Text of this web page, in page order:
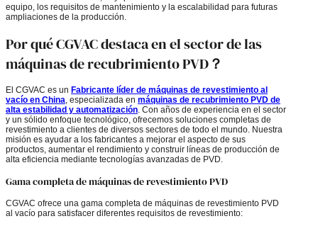
equipo, los requisitos de mantenimiento y la escalabilidad para futuras
ampliaciones de la producción.
Por qué CGVAC destaca en el sector de las
máquinas de recubrimiento PVD？
El CGVAC es un Fabricante líder de máquinas de revestimiento al
vacío en China, especializada en máquinas de recubrimiento PVD de
alta estabilidad y automatización. Con años de experiencia en el sector
y un sólido enfoque tecnológico, ofrecemos soluciones completas de
revestimiento a clientes de diversos sectores de todo el mundo. Nuestra
misión es ayudar a los fabricantes a mejorar el aspecto de sus
productos, aumentar el rendimiento y construir líneas de producción de
alta eficiencia mediante tecnologías avanzadas de PVD.
Gama completa de máquinas de revestimiento PVD
CGVAC ofrece una gama completa de máquinas de revestimiento PVD
al vacío para satisfacer diferentes requisitos de revestimiento: